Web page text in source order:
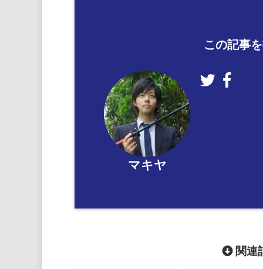
この記事
マキヤ
関連